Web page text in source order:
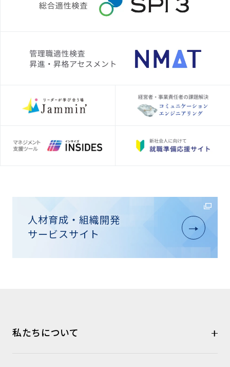
人材育成・組織開発
サービスサイト
私たちについて